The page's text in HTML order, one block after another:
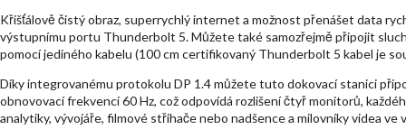
Křišťálově čistý obraz, superrychlý internet a možnost přenášet data
výstupnímu portu Thunderbolt 5. Můžete také samozřejmě připojit
pomocí jediného kabelu (100 cm certifikovaný Thunderbolt 5 kabel je
Díky integrovanému protokolu DP 1.4 můžete tuto dokovací stanici
obnovovací frekvencí 60 Hz, což odpovídá rozlišení čtyř monitorů,
analytiky, vývojáře, filmové střihače nebo nadšence a milovníky videa ve